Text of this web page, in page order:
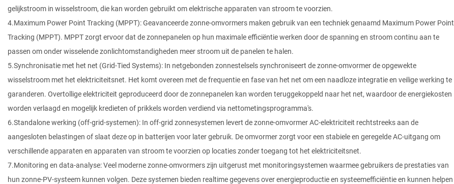
gelijkstroom in wisselstroom, die kan worden gebruikt om elektrische apparaten van stroom te voorzien.
4.Maximum Power Point Tracking (MPPT): Geavanceerde zonne-omvormers maken gebruik van een techniek genaamd Maximum Power Point
Tracking (MPPT). MPPT zorgt ervoor dat de zonnepanelen op hun maximale efficiëntie werken door de spanning en stroom continu aan te
passen om onder wisselende zonlichtomstandigheden meer stroom uit de panelen te halen.
5.Synchronisatie met het net (Grid-Tied Systems): In netgebonden zonnestelsels synchroniseert de zonne-omvormer de opgewekte
wisselstroom met het elektriciteitsnet. Het komt overeen met de frequentie en fase van het net om een naadloze integratie en veilige werking te
garanderen. Overtollige elektriciteit geproduceerd door de zonnepanelen kan worden teruggekoppeld naar het net, waardoor de energiekosten
worden verlaagd en mogelijk kredieten of prikkels worden verdiend via nettometingsprogramma's.
6.Standalone werking (off-grid-systemen): In off-grid zonnesystemen levert de zonne-omvormer AC-elektriciteit rechtstreeks aan de
aangesloten belastingen of slaat deze op in batterijen voor later gebruik. De omvormer zorgt voor een stabiele en geregelde AC-uitgang om
verschillende apparaten en apparaten van stroom te voorzien op locaties zonder toegang tot het elektriciteitsnet.
7.Monitoring en data-analyse: Veel moderne zonne-omvormers zijn uitgerust met monitoringsystemen waarmee gebruikers de prestaties van
hun zonne-PV-systeem kunnen volgen. Deze systemen bieden realtime gegevens over energieproductie en systeemefficiëntie en kunnen helpen